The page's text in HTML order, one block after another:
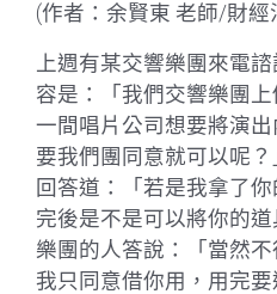
(作者：余賢東 老師/財經
上週有某交響樂團來電
容是：「我們交響樂團
一間唱片公司想要將演
要我們團同意就可以呢
回答道：「若是我拿了
完後是不是可以將你的
樂團的人答說：「當然
我只同意借你用，用完